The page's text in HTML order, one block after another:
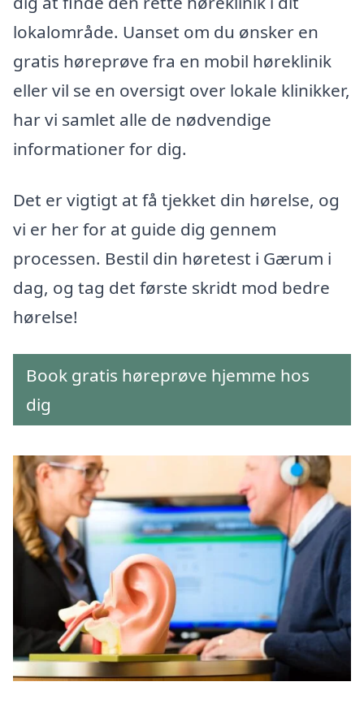
lokalområde. Uanset om du ønsker en
gratis høreprøve fra en mobil høreklinik
eller vil se en oversigt over lokale klinikker,
har vi samlet alle de nødvendige
informationer for dig.
Det er vigtigt at få tjekket din hørelse, og
vi er her for at guide dig gennem
processen. Bestil din høretest i Gærum i
dag, og tag det første skridt mod bedre
hørelse!
Book gratis høreprøve hjemme hos
dig